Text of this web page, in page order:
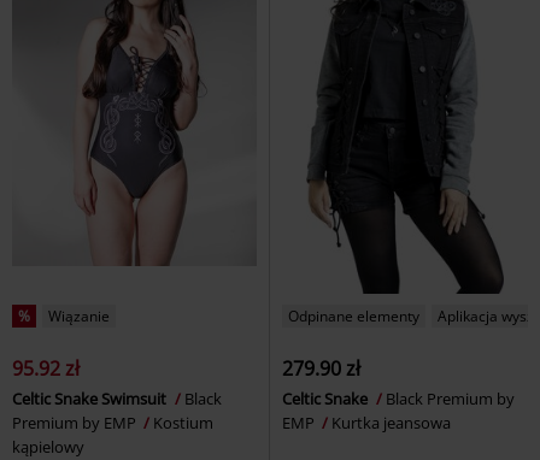
% Wiązanie
95.92 zł
Celtic Snake Swimsuit
Black
Premium by EMP
Kostium
kąpielowy
Odpinane elementy Aplikacja
279.90 zł
Celtic Snake
Black Premium by
EMP
Kurtka jeansowa